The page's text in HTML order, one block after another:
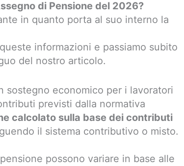
di Pensione del 2026?
in quanto porta al suo interno la
informazioni e passiamo subito
del nostro articolo.
sostegno economico per i lavoratori
previsti dalla normativa
calcolato sulla base dei contributi
il sistema contributivo o misto.
possono variare in base alle